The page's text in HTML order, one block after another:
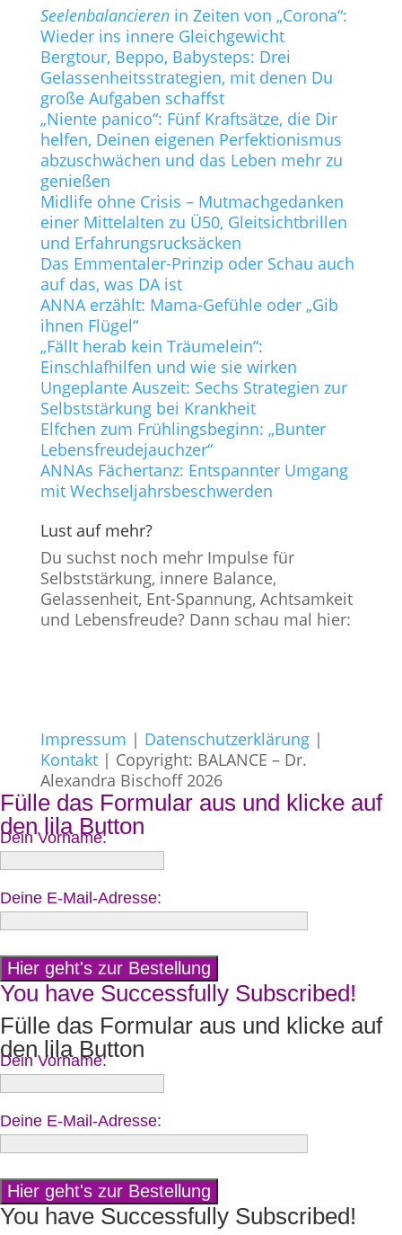
Seelenbalancierenin Zeiten von „Corona“:
Wieder ins innere Gleichgewicht
Bergtour, Beppo, Babysteps: Drei
Gelassenheitsstrategien, mit denen Du
große Aufgaben schaffst
„Niente panico“: Fünf Kraftsätze, die Dir
helfen, Deinen eigenen Perfektionismus
abzuschwächen und das Leben mehr zu
genießen
Midlife ohne Crisis – Mutmachgedanken
einer Mittelalten zu Ü50, Gleitsichtbrillen
und Erfahrungsrucksäcken
Das Emmentaler-Prinzip oder Schau auch
auf das, was DA ist
ANNA erzählt: Mama-Gefühle oder „Gib
ihnen Flügel“
„Fällt herab kein Träumelein“:
Einschlafhilfen und wie sie wirken
Ungeplante Auszeit: Sechs Strategien zur
Selbststärkung bei Krankheit
Elfchen zum Frühlingsbeginn: „Bunter
Lebensfreudejauchzer“
ANNAs Fächertanz: Entspannter Umgang
mit Wechseljahrsbeschwerden
Lust auf mehr?
Du suchst noch mehr Impulse für
Selbststärkung, innere Balance,
Gelassenheit, Ent-Spannung, Achtsamkeit
und Lebensfreude? Dann schau mal hier:
Impressum | Datenschutzerklärung|
Kontakt| Copyright: BALANCE – Dr.
Alexandra Bischoff 2026
Fülle das Formular aus und klicke auf
den lila Button
Dein Vorname:
Deine E-Mail-Adresse:
You have Successfully Subscribed!
Fülle das Formular aus und klicke auf
den lila Button
Dein Vorname:
Deine E-Mail-Adresse:
You have Successfully Subscribed!